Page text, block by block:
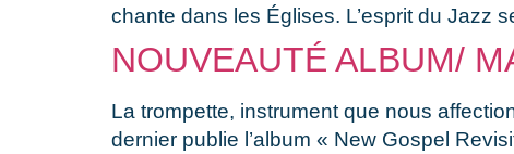
chante dans les Églises. L’esprit du Jazz
NOUVEAUTÉ ALBUM/
La trompette, instrument que nous
dernier publie l’album « New Gospel